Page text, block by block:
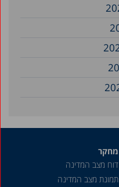
מחקר
דוח מצב המדינה
תמונת מצב המדינה